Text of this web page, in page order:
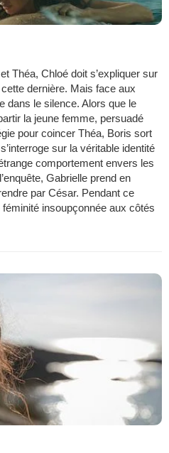
Théa, Chloé doit s’expliquer sur
dernière. Mais face aux
dans le silence. Alors que le
la jeune femme, persuadé
pour coincer Théa, Boris sort
sur la véritable identité
comportement envers les
Gabrielle prend en
par César. Pendant ce
insoupçonnée aux côtés